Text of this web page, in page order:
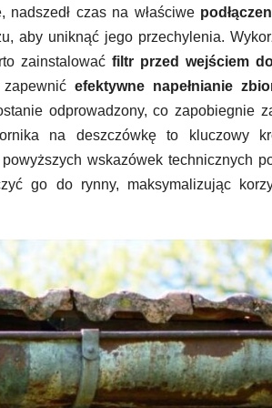
czas na właściwe
aby uniknąć jego przechylenia.
zainstalować filtr przed wejściem
efektywne napełnianie
odprowadzony, co zapobiegnie
na deszczówkę to kluczowy
wskazówek technicznych
go do rynny, maksymalizując